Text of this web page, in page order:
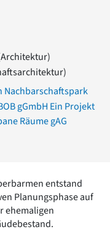
Nachbarschaftspark
gGmbH Ein Projekt
Räume gAG
entstand
Planungsphase auf
ehemaligen